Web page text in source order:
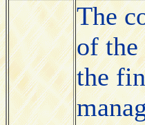
The
of the
the